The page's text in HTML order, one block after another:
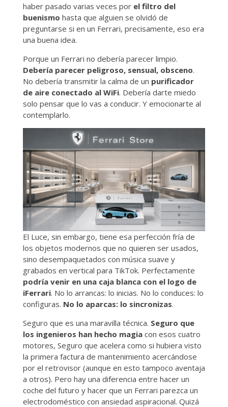
haber pasado varias veces por el filtro del
buenismo hasta que alguien se olvidó de
preguntarse si en un Ferrari, precisamente, eso era
una buena idea.
Porque un Ferrari no debería parecer limpio.
Debería parecer peligroso, sensual, obsceno.
No debería transmitir la calma de un purificador
de aire conectado al WiFi. Debería darte miedo
solo pensar que lo vas a conducir. Y emocionarte al
contemplarlo.
El Luce, sin embargo, tiene esa perfección fría de
los objetos modernos que no quieren ser usados,
sino desempaquetados con música suave y
grabados en vertical para TikTok. Perfectamente
podría venir en una caja blanca con el logo de
iFerrari. No lo arrancas: lo inicias. No lo conduces: lo
configuras. No lo aparcas: lo sincronizas.
Seguro que es una maravilla técnica. Seguro que
los ingenieros han hecho magiacon esos cuatro
motores, Seguro que acelera como si hubiera visto
la primera factura de mantenimiento acercándose
por el retrovisor (aunque en esto tampoco aventaja
a otros). Pero hay una diferencia entre hacer un
coche del futuro y hacer que un Ferrari parezca un
electrodoméstico con ansiedad aspiracional. Quizá